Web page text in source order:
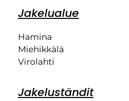
Jakelualue
Hamina
Miehikkälä
Virolahti
Jakeluständit